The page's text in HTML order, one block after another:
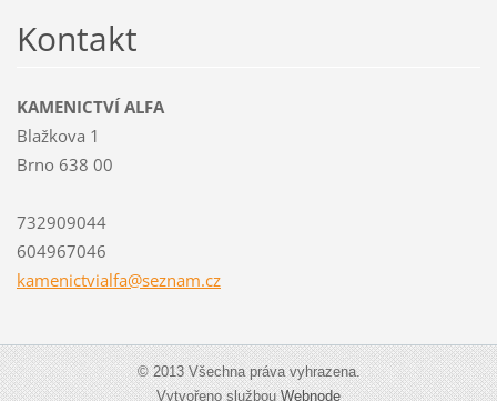
Kontakt
KAMENICTVÍ ALFA
Blažkova 1
Brno 638 00
732909044
604967046
kamenictvialfa@seznam.cz
© 2013 Všechna práva vyhrazena.
Vytvořeno službouWebnode